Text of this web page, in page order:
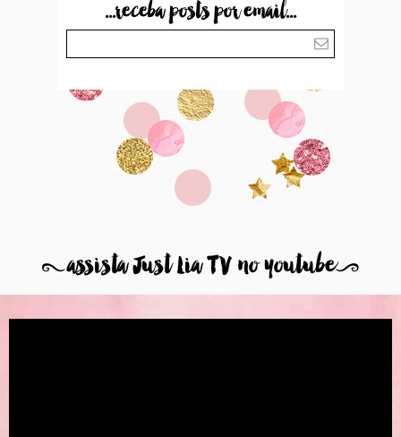
...receba posts por email...
8assista Just Lia TV no youtube9